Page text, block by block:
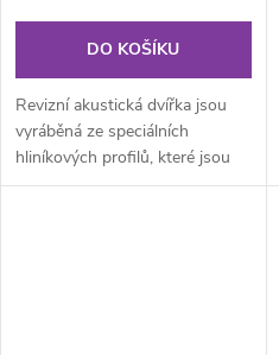
DO KOŠÍKU
Revizní akustická dvířka jsou
vyráběná ze speciálních
hliníkových profilů, které jsou
svařovány do venkovního a...